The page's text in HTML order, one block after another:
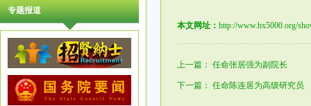
专题报道
本文网址： http://www.hx5000.org/
上一篇： 任命张居强为副院长
下一篇： 任命陈连居为高级研究员